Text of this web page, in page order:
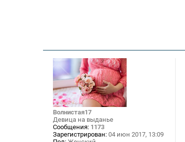
Волнистая17
Девица на выданье
Сообщения: 1173
Зарегистрирован: 04 июн 2017, 13:09